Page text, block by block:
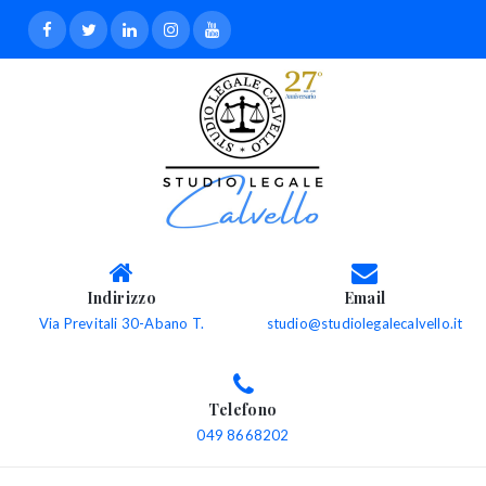
Indirizzo
Via Previtali 30-Abano T.
Email
studio@studiolegalecalvello.it
Telefono
049 8668202